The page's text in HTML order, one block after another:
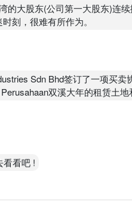
的大股东(公司第一大股东)连
刻，很难有所作为。
Sdn Bhd签订了一项买卖
双溪大年的租赁土地
必须知道的，相信下来的财报
看看吧 !